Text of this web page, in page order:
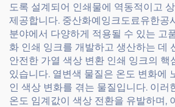
도록 설계되어 인쇄물에 역동적이고
제공합니다. 중산화예잉크도료유한공
분야에서 다양하게 적용될 수 있는 고
화 인쇄 잉크를 개발하고 생산하는 데
안전한 가열 색상 변환 인쇄 잉크의 핵
있습니다. 열변색 물질은 온도 변화에
인 색상 변화를 겪는 물질입니다. 이러
온도 임계값이 색상 전환을 유발하며,